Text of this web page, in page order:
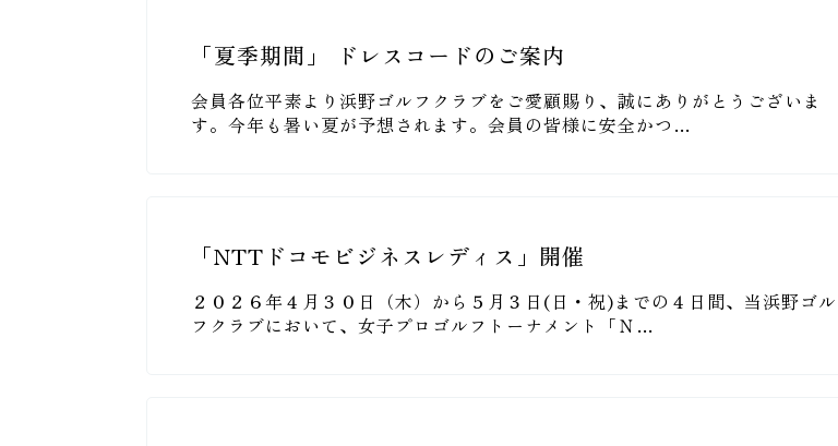
「夏季期間」 ドレスコードのご案内
会員各位平素より浜野ゴルフクラブをご愛顧賜り、誠にありがとうございま
す。今年も暑い夏が予想されます。会員の皆様に安全かつ…
「NTTドコモビジネスレディス」開催
２０２６年４月３０日（木）から５月３日(日・祝)までの４日間、当浜野ゴル
フクラブにおいて、女子プロゴルフトーナメント「Ｎ…